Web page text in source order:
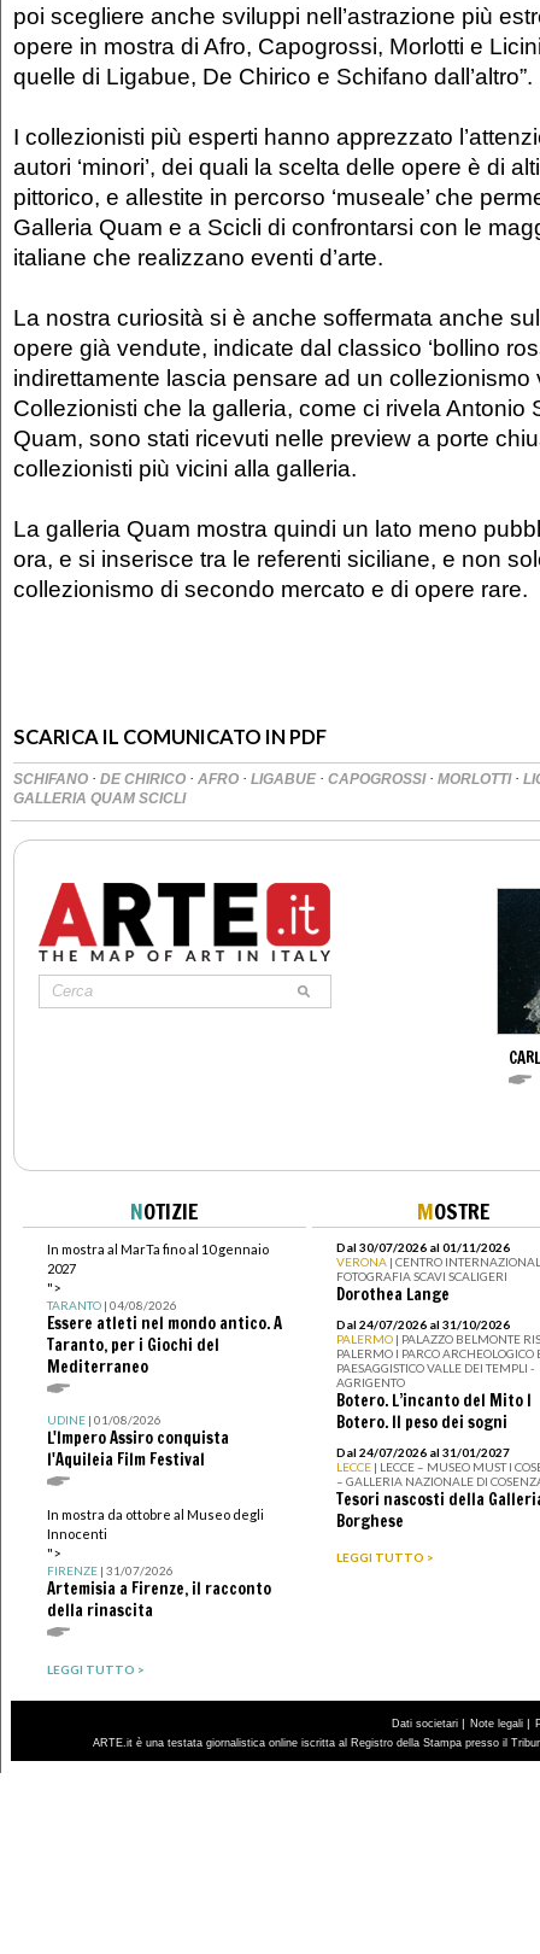
poi scegliere anche sviluppi nell’astrazione più
opere in mostra di Afro, Capogrossi, Morlotti e
quelle di Ligabue, De Chirico e Schifano dall’altro”.
I collezionisti più esperti hanno apprezzato
autori ‘minori’, dei quali la scelta delle opere è di
pittorico, e allestite in percorso ‘museale’ che
Galleria Quam e a Scicli di confrontarsi con le
italiane che realizzano eventi d’arte.
La nostra curiosità si è anche soffermata anche
opere già vendute, indicate dal classico ‘bollino
indirettamente lascia pensare ad un collezionismo
Collezionisti che la galleria, come ci rivela Antonio
Quam, sono stati ricevuti nelle preview a porte
collezionisti più vicini alla galleria.
La galleria Quam mostra quindi un lato meno
ora, e si inserisce tra le referenti siciliane, e non
collezionismo di secondo mercato e di opere rare.
SCARICA IL COMUNICATO IN PDF
SCHIFANO · DE CHIRICO · AFRO · LIGABUE · CAPOGROSSI · MORLOTTI ·
GALLERIA QUAM SCICLI
NOTIZIE
In mostra al MarTa fino al 10 gennaio
2027
">
TARANTO| 04/08/2026
Essere atleti nel mondo antico. A
Taranto, per i Giochi del
Mediterraneo
UDINE| 01/08/2026
L'Impero Assiro conquista
l'Aquileia Film Festival
In mostra da ottobre al Museo degli
Innocenti
">
FIRENZE| 31/07/2026
Artemisia a Firenze, il racconto
della rinascita
LEGGI TUTTO >
MOSTRE
Dal 30/07/2026 al 01/11/2026
VERONA | CENTRO
FOTOGRAFIA SCAVI SCALIGERI
Dorothea Lange
Dal 24/07/2026 al 31/10/2026
PALERMO | PALAZZO BELMONTE
PALERMO I PARCO ARCHEOLOGICO
PAESAGGISTICO VALLE DEI TEMPLI -
AGRIGENTO
Botero. L’incanto del Mito I
Botero. Il peso dei sogni
Dal 24/07/2026 al 31/01/2027
LECCE | LECCE – MUSEO MUST I
– GALLERIA NAZIONALE DI
Tesori nascosti della
Borghese
LEGGI TUTTO >
Dati societari | Note legali |
ARTE.it è una testata giornalistica online iscritta al Registro della Stampa presso il